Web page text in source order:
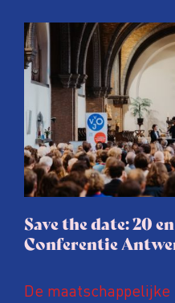
Save the date: 20
Conferentie
De